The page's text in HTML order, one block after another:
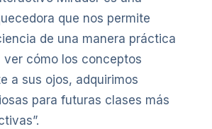
que nos permite
de una manera práctica
cómo los conceptos
a sus ojos, adquirimos
para futuras clases más